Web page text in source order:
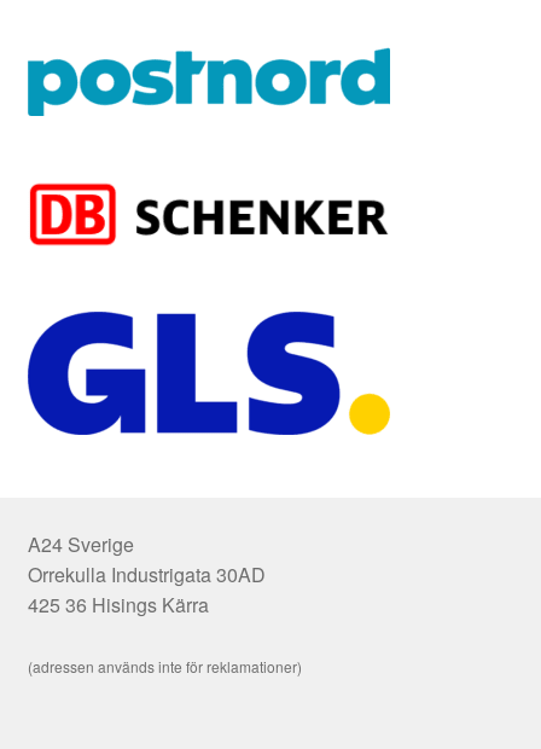
A24 Sverige
Orrekulla Industrigata 30AD
425 36 Hisings Kärra
(adressen används inte för reklamationer)